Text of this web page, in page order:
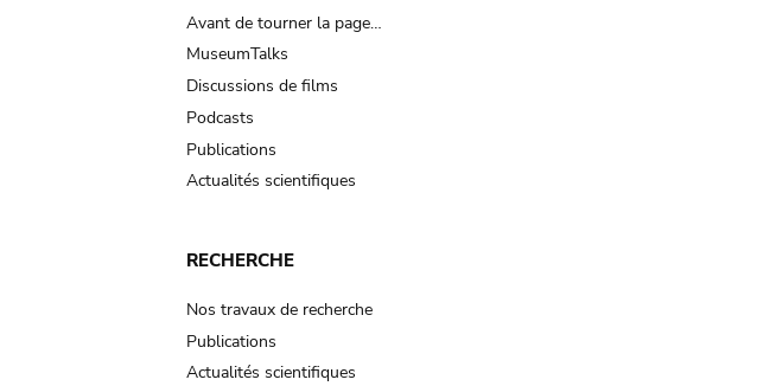
Avant de tourner la page…
MuseumTalks
Discussions de films
Podcasts
Publications
Actualités scientifiques
RECHERCHE
Nos travaux de recherche
Publications
Actualités scientifiques